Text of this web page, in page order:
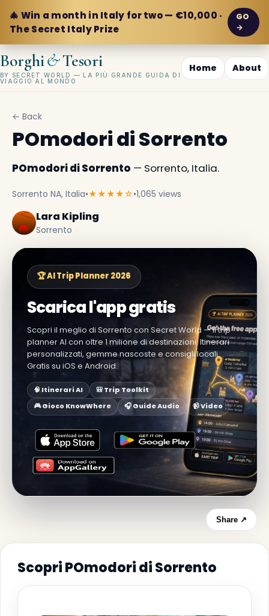
🎄 Win a month in Italy for two — €10,000 ·
The Secret Italy Prize
GO
→
Borghi&Tesori
BY SECRET WORLD — LA PIÙ GRANDE GUIDA DI
VIAGGIO AL MONDO
Home About
← Back
POmodori di Sorrento
POmodori di Sorrento — Sorrento, Italia.
Sorrento NA, Italia•★★★★☆•1,065 views
Lara Kipling
Sorrento
🏆 AI Trip Planner 2026
Scarica l'app gratis
Scopri il meglio di Sorrento con Secret World — il trip
planner AI con oltre 1 milione di destinazioni. Itinerari
personalizzati, gemme nascoste e consigli locali.
Gratis su iOS e Android.
🧠 Itinerari AI
🎒 Trip Toolkit
🎮 Gioco KnowWhere
🎧 Guide Audio 📹 Video
Share ↗
Scopri POmodori di Sorrento